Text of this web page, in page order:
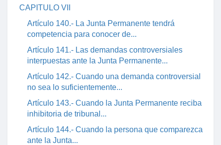
CAPITULO VII
Artículo 140.- La Junta Permanente tendrá
competencia para conocer de...
Artículo 141.- Las demandas controversiales
interpuestas ante la Junta Permanente...
Artículo 142.- Cuando una demanda controversial
no sea lo suficientemente...
Artículo 143.- Cuando la Junta Permanente reciba
inhibitoria de tribunal...
Artículo 144.- Cuando la persona que comparezca
ante la Junta...